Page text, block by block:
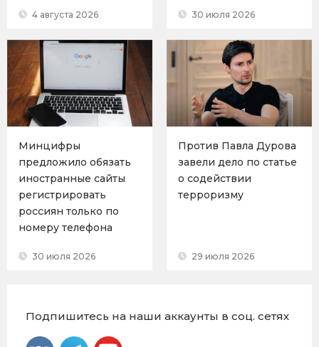
4 августа 2026 30 июля 2026
Минцифры
предложило обязать
иностранные сайты
регистрировать
россиян только по
номеру телефона
30 июля 2026
Против Павла Дурова
завели дело по статье
о содействии
терроризму
29 июля 2026
Подпишитесь на наши аккаунты в соц. сетях